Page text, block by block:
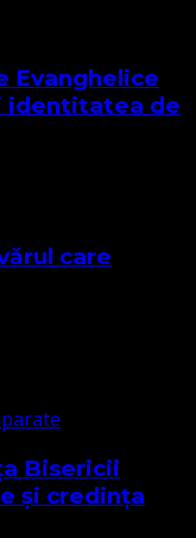
Evanghelice
identitatea de
care
Bisericii
și credința